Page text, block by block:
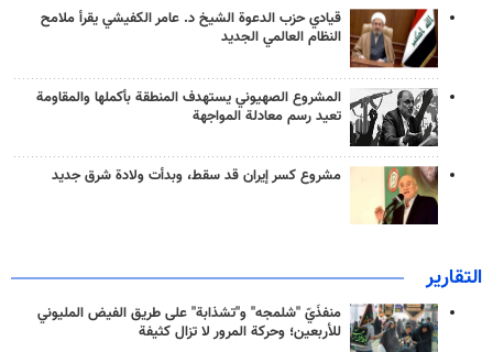
قيادي حزب الدعوة الشيخ د. عامر الكفيشي يقرأ ملامح
النظام العالمي الجديد
المشروع الصهيوني يستهدف المنطقة بأكملها والمقاومة
تعيد رسم معادلة المواجهة
مشروع كسر إيران قد سقط، وبدأت ولادة شرق جديد
التقارير
منفذَيّ "شلمجه" و"تشذابة" على طريق الفيض المليوني
للأربعين؛ وحركة المرور لا تزال كثيفة